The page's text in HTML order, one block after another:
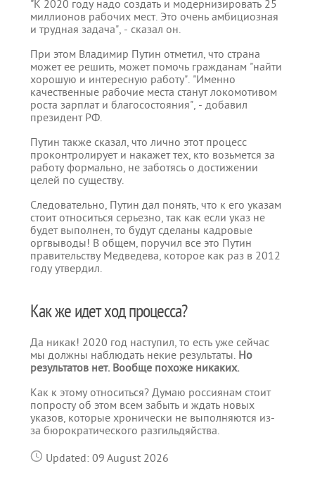
"К 2020 году надо создать и модернизировать 25
миллионов рабочих мест. Это очень амбициозная
и трудная задача", - сказал он.
При этом Владимир Путин отметил, что страна
может ее решить, может помочь гражданам "найти
хорошую и интересную работу". "Именно
качественные рабочие места станут локомотивом
роста зарплат и благосостояния", - добавил
президент РФ.
Путин также сказал, что лично этот процесс
проконтролирует и накажет тех, кто возьмется за
работу формально, не заботясь о достижении
целей по существу.
Следовательно, Путин дал понять, что к его указам
стоит относиться серьезно, так как если указ не
будет выполнен, то будут сделаны кадровые
оргвыводы! В общем, поручил все это Путин
правительству Медведева, которое как раз в 2012
году утвердил.
Как же идет ход процесса?
Да никак! 2020 год наступил, то есть уже сейчас
мы должны наблюдать некие результаты. Но
результатов нет. Вообще похоже никаких.
Как к этому относиться? Думаю россиянам стоит
попросту об этом всем забыть и ждать новых
указов, которые хронически не выполняются из-
за бюрократического разгильдяйства.
Updated: 09 August 2026